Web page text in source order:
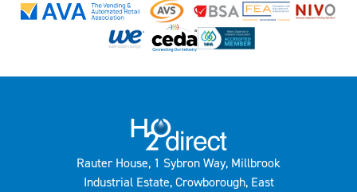
Rauter House, 1 Sybron Way, Millbrook
Industrial Estate, Crowborough, East